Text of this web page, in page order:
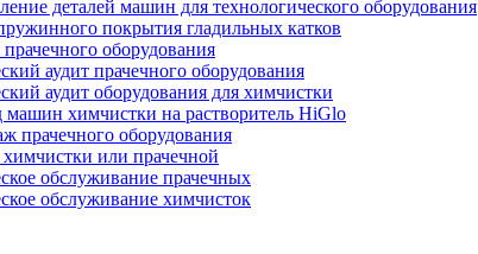
деталей машин для технологического оборудования
покрытия гладильных катков
оборудования
аудит прачечного оборудования
аудит оборудования для химчистки
машин химчистки на растворитель HiGlo
прачечного оборудования
химчистки или прачечной
обслуживание прачечных
обслуживание химчисток